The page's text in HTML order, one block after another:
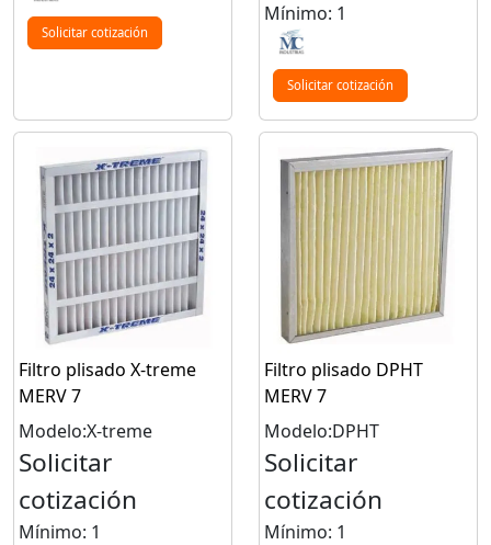
Solicitar cotización
Mínimo: 1
Solicitar cotización
Filtro plisado X-treme
MERV 7
Modelo:X-treme
Solicitar
cotización
Mínimo: 1
Filtro plisado DPHT
MERV 7
Modelo:DPHT
Solicitar
cotización
Mínimo: 1